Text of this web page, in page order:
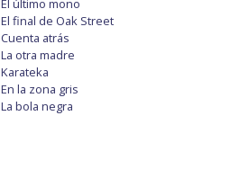
El último mono
El final de Oak Street
Cuenta atrás
La otra madre
Karateka
En la zona gris
La bola negra